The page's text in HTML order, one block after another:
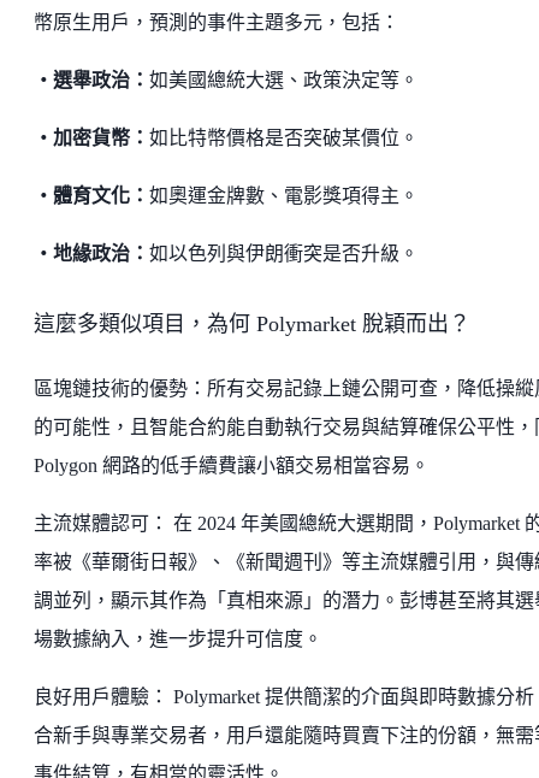
幣原生用戶，預測的事件主題多元，包括：
・選舉政治： 如美國總統大選、政策決定等。
・加密貨幣： 如比特幣價格是否突破某價位。
・體育文化： 如奧運金牌數、電影獎項得主。
・地緣政治： 如以色列與伊朗衝突是否升級。
這麼多類似項目，為何 Polymarket 脫穎而出？
區塊鏈技術的優勢：所有交易記錄上鏈公開可查，降低操縱
的可能性，且智能合約能自動執行交易與結算確保公平性，
Polygon 網路的低手續費讓小額交易相當容易。
主流媒體認可： 在 2024 年美國總統大選期間，Polymarket
率被《華爾街日報》、《新聞週刊》等主流媒體引用，與傳
調並列，顯示其作為「真相來源」的潛力。彭博甚至將其選
場數據納入，進一步提升可信度。
良好用戶體驗： Polymarket 提供簡潔的介面與即時數據分
合新手與專業交易者，用戶還能隨時買賣下注的份額，無需
事件結算，有相當的靈活性。